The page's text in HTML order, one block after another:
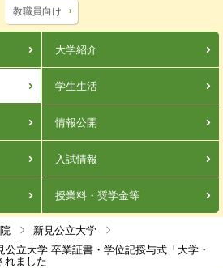
教職員向け
大学紹介
学生生活
情報公開
入試情報
授業料・奨学金等
新見公立大学
立大学 卒業証書・学位記授与式「大学・
れました